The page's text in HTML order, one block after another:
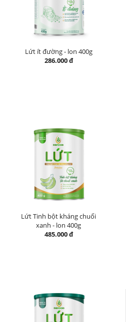
Lứt ít đường - lon 400g
286.000 đ
Lứt Tinh bột kháng chuối
xanh - lon 400g
485.000 đ